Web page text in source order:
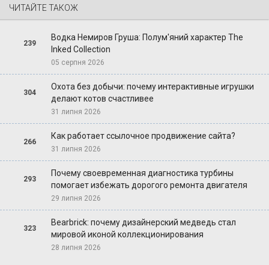
ЧИТАЙТЕ ТАКОЖ
239
Водка Немиров Груша: Полум'яний характер The
Inked Collection
05 серпня 2026
304
Охота без добычи: почему интерактивные игрушки
делают котов счастливее
31 липня 2026
266
Как работает ссылочное продвижение сайта?
31 липня 2026
293
Почему своевременная диагностика турбины
помогает избежать дорогого ремонта двигателя
29 липня 2026
323
Bearbrick: почему дизайнерский медведь стал
мировой иконой коллекционирования
28 липня 2026